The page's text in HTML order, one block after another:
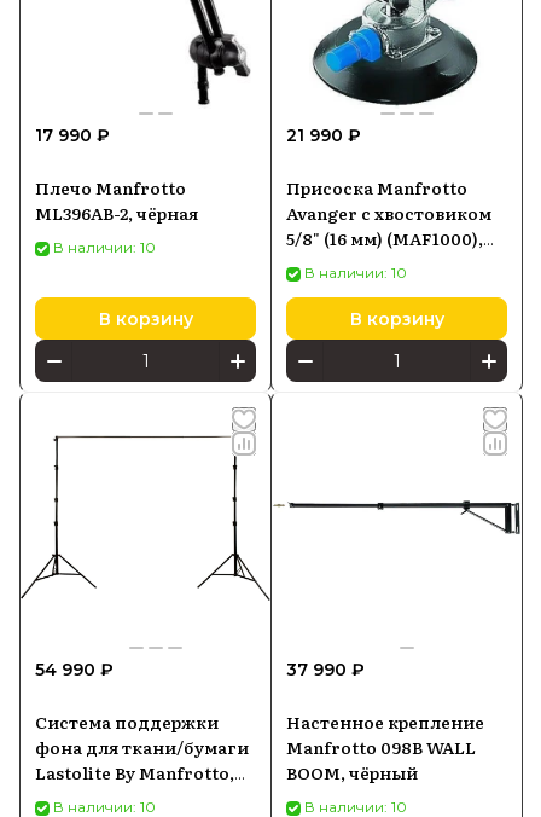
17 990 ₽
Плечо Manfrotto
ML396AB-2, чёрная
В наличии: 10
В корзину
21 990 ₽
Присоска Manfrotto
Avanger с хвостовиком
5/8" (16 мм) (MAF1000),
синий, чёрный
В наличии: 10
В корзину
54 990 ₽
Система поддержки
фона для ткани/бумаги
Lastolite By Manfrotto,
чёрный
В наличии: 10
37 990 ₽
Настенное крепление
Manfrotto 098B WALL
BOOM, чёрный
В наличии: 10